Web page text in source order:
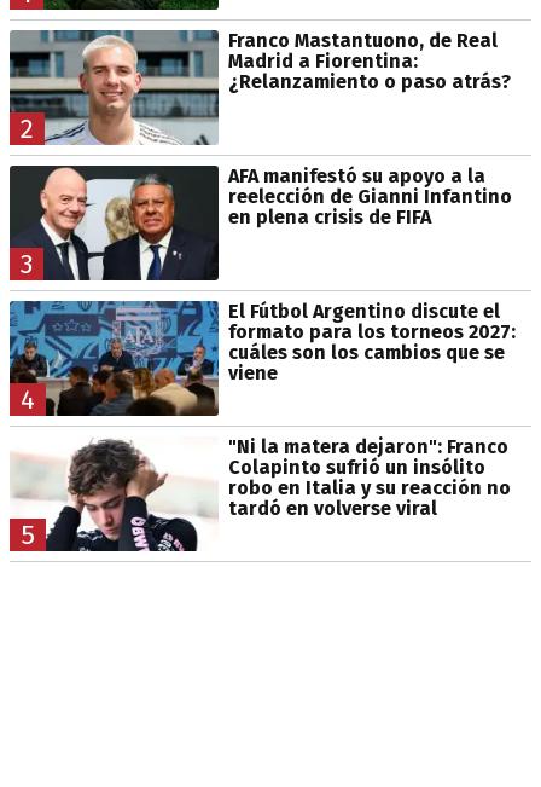
2
Franco Mastantuono, de Real
Madrid a Fiorentina:
¿Relanzamiento o paso atrás?
3
AFA manifestó su apoyo a la
reelección de Gianni Infantino
en plena crisis de FIFA
4
El Fútbol Argentino discute el
formato para los torneos 2027:
cuáles son los cambios que se
viene
5
"Ni la matera dejaron": Franco
Colapinto sufrió un insólito
robo en Italia y su reacción no
tardó en volverse viral